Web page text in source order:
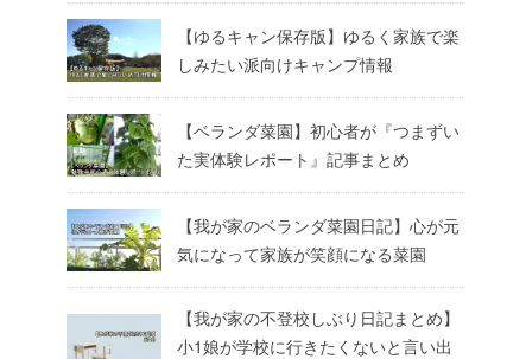
【ゆるキャン保存版】ゆるく家族で楽
しみたい派向けキャンプ情報
【ベランダ菜園】初心者が『つまずい
た実体験レポート』記事まとめ
【我が家のベランダ菜園日記】心が元
気になって家族が笑顔になる菜園
【我が家の不登校しぶり日記まとめ】
小1娘が学校に行きたくないと言い出